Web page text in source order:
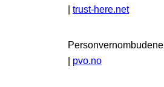
trust-here.net
Personvernombudene
| pvo.no